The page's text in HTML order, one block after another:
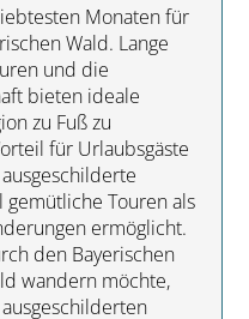
Monaten für
Wald. Lange
und die
bieten ideale
zu Fuß zu
für Urlaubsgäste
gemütliche Touren als
ermöglicht.
den Bayerischen
wandern möchte,